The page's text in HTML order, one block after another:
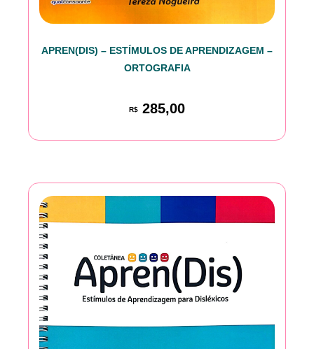
APREN(DIS) – ESTÍMULOS DE APRENDIZAGEM –
ORTOGRAFIA
R$ 285,00